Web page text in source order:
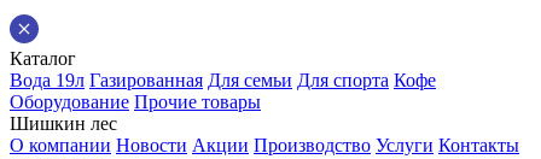
Каталог
Вода 19л Газированная Для семьи Для спорта Кофе
Оборудование Прочие товары
Шишкин лес
О компании Новости Акции Производство Услуги Контакты